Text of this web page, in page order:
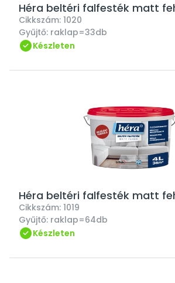
Héra beltéri falfesték matt
Cikkszám: 1020
Gyűjtő: raklap=33db
Készleten
Héra beltéri falfesték matt
Cikkszám: 1019
Gyűjtő: raklap=64db
Készleten